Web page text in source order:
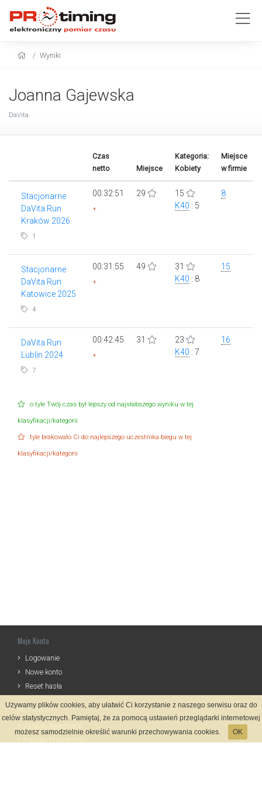
Wyniki
Joanna Gajewska
DaVita
Czas
netto
Miejsce
Kategoria:
Kobiety
Miejsce
w firmie
Stacjonarne
DaVita Run
Kraków 2026
1
00:32:51
+
29
15
K40 : 5
8
Stacjonarne
DaVita Run
Katowice 2025
4
00:31:55
+
49
31
K40 : 8
15
DaVita Run
Lublin 2024
7
00:42:45
+
31
23
K40 : 7
16
o tyle Twój czas był lepszy od najsłabszego wyniku w tej
klasyfikacji/kategorii
tyle brakowało Ci do najlepszego uczestnika biegu w tej
klasyfikacji/kategorii
Moje Konto
Logowanie
Nowe konto
Reset hasła
Informacje
Używamy plików cookies, aby ułatwić Ci korzystanie z naszego serwisu oraz do
celów statystycznych. Pamiętaj, że za pomocą ustawień przeglądarki internetowej
możesz samodzielnie określić warunki przechowywania cookies.
OK